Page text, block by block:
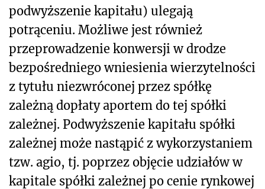
podwyższenie kapitału) ulegają
potrąceniu. Możliwe jest również
przeprowadzenie konwersji w drodze
bezpośredniego wniesienia wierzytelności
z tytułu niezwróconej przez spółkę
zależną dopłaty aportem do tej spółki
zależnej. Podwyższenie kapitału spółki
zależnej może nastąpić z wykorzystaniem
tzw. agio, tj. poprzez objęcie udziałów w
kapitale spółki zależnej po cenie rynkowej